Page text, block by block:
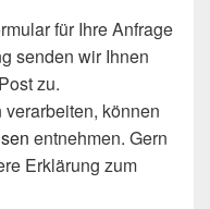
für Ihre Anfrage
senden wir Ihnen
zu.
können
entnehmen. Gern
Erklärung zum